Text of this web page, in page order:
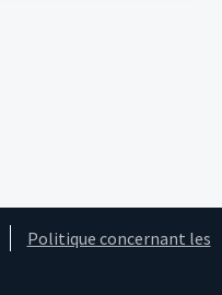
Politique concernant les